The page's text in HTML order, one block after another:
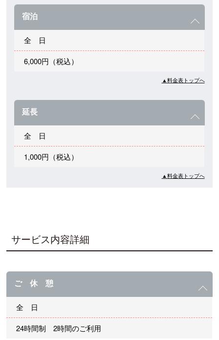
宿泊
全 日
6,000円（税込）
▲料金表トップへ
延長
全 日
1,000円（税込）
▲料金表トップへ
サービス内容詳細
ご 休 憩
全 日
24時間制 2時間のご利用